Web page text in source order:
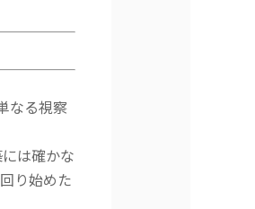
なる視察
は確かな
り始めた